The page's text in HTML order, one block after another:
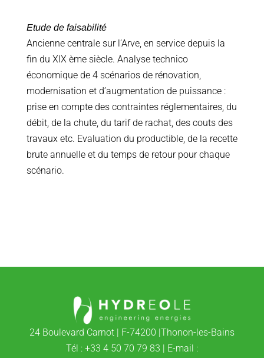
Etude de faisabilité
Ancienne centrale sur l’Arve, en service depuis la
fin du XIX ème siècle. Analyse technico
économique de 4 scénarios de rénovation,
modernisation et d’augmentation de puissance :
prise en compte des contraintes réglementaires, du
débit, de la chute, du tarif de rachat, des couts des
travaux etc. Evaluation du productible, de la recette
brute annuelle et du temps de retour pour chaque
scénario.
24 Boulevard Carnot | F-74200 |Thonon-les-Bains
Tél : +33 4 50 70 79 83 | E-mail :